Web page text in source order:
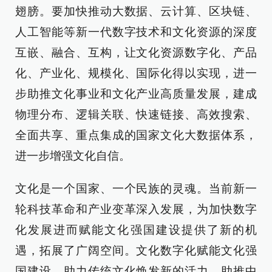
翅膀。要加快推动大数据、云计算、区块链、
人工智能等新一代数字技术和文化资源的深度
互嵌、融合、互构，让文化资源数字化、产品
化、产业化、规模化、国际化得以实现，进一
步助推文化事业和文化产业高质量发展，建成
物理分布、逻辑关联、快速链接、高效搜索、
全面共享、重点集成的国家文化大数据体系，
进一步增强文化自信。
文化是一个国家、一个民族的灵魂。当前新一
轮科技革命和产业变革深入发展，为加快数字
化发展进而赋能文化强国建设提供了新的机
遇，拓展了广阔空间。文化数字化赋能文化强